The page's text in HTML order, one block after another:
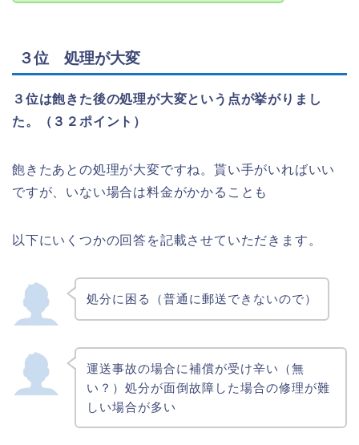
リール音が気になる
何よりも飛び抜けて気になるのは騒音問題
（リール音とリール停止のボタン音）で
す。隣に住んでいる同僚もスロット打つの
で割と理解してもらえており、購入前に話
ぁ俺はそんなに気にならないよ』との事で
したが、そんなにって事は、まぁ早朝や夜
間は…今は21時までにはやめるようにして
騒音があるので回せる時間が限られる
音量調整しないとうるさい。騒音対策が必
とにかくうるさいのでボリュームとメダル
不要機は必須。
場所を取られる、近隣への音が気になって
しまう点
３位 処理が大変
３位は飽きた後の処理が大変という点が挙がりまし
た。（３２ポイント）
飽きたあとの処理が大変ですね。貰い手がいればいい
ですが、いない場合は料金がかかることも
以下にいくつかの回答を記載させていただきます。
処分に困る（普通に郵送できないので）
運送事故の場合に補償が受け辛い（無
い？）処分が面倒故障した場合の修理が難
しい場合が多い